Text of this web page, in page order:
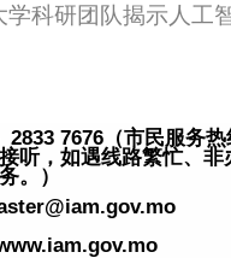
学科研团队揭示人工
2833 7676（市民服务
听，如遇线路繁忙、非
。）